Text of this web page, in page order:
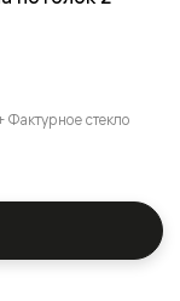
стекло